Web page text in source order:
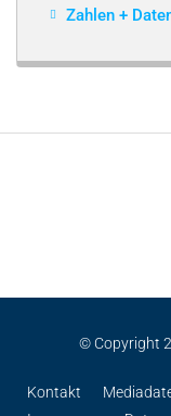
Zahlen +
© Copyright
Kontakt